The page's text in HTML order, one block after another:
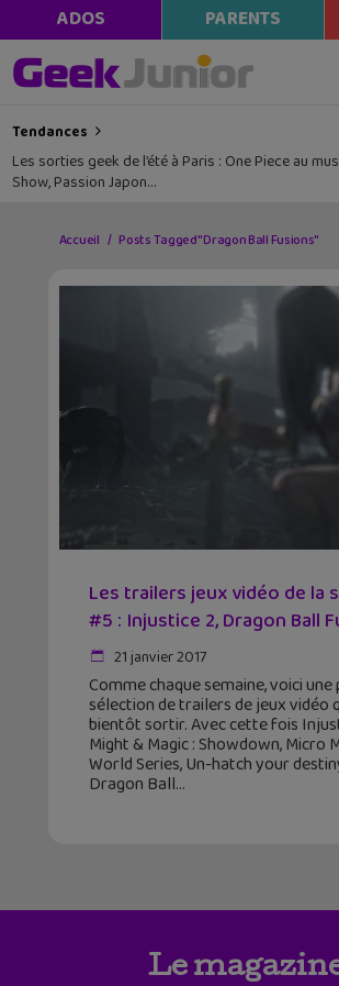
ADOS PARENTS
Tendances
Les sorties geek de l’été à Paris : One Piece au
Show, Passion Japon…
Accueil Posts Tagged "Dragon Ball Fusions"
Les trailers jeux vidéo de la
#5 : Injustice 2, Dragon Ball
21 janvier 2017
Comme chaque semaine, voici
sélection de trailers de jeux vidéo
bientôt sortir. Avec cette fois
Might & Magic : Showdown, Micro
World Series, Un-hatch your
Dragon Ball
Le